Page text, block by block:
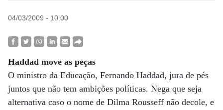
04/03/2009 - 10:00
Haddad move as peças
O ministro da Educação, Fernando Haddad, jura de pés
juntos que não tem ambições políticas. Nega que seja
alternativa caso o nome de Dilma Rousseff não decole, e